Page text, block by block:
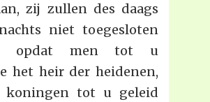
zij zullen des daags
niet toegesloten
opdat men tot u
het heir der heidenen,
koningen tot u geleid